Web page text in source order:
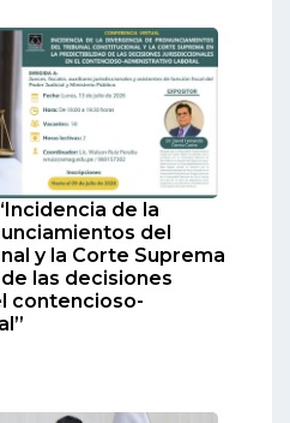
de la
del
y la Corte Suprema
las decisiones
contencioso-